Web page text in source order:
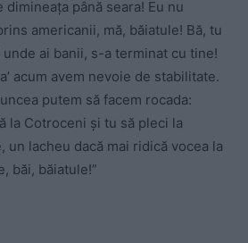
până seara! Eu nu
americanii, mă, băiatule! Bă, tu
ai banii, s-a terminat cu tine!
acum avem nevoie de stabilitate.
putem să facem rocada:
la Cotroceni și tu să pleci la
un lacheu dacă mai ridică vocea la
băi, băiatule!”